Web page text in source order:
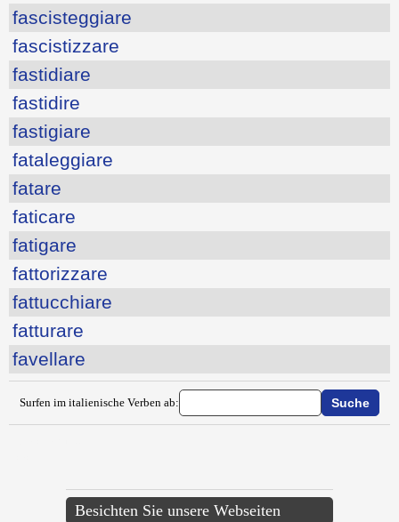
fascisteggiare
fascistizzare
fastidiare
fastidire
fastigiare
fataleggiare
fatare
faticare
fatigare
fattorizzare
fattucchiare
fatturare
favellare
Surfen im italienische Verben ab:
Besichten Sie unsere Webseiten